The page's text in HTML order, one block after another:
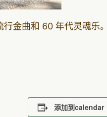
金曲和 60 年代灵魂乐。
添加到calendar